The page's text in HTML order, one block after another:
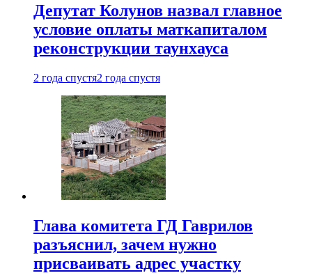
Депутат Колунов назвал главное
условие оплаты маткапиталом
реконструкции таунхауса
2 года спустя2 года спустя
Глава комитета ГД Гаврилов
разъяснил, зачем нужно
присваивать адрес участку